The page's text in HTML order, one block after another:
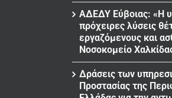
ΑΔΕΔΥ Εύβοιας: «Η
πρόχειρες λύσεις
εργαζόμενους και
Νοσοκομείο
Δράσεις των
Προστασίας της